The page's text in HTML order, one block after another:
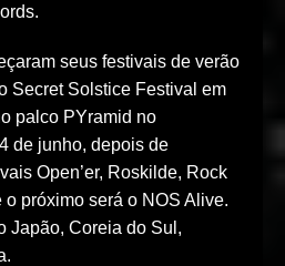
seus festivais de verão
Secret Solstice Festival em
palco PYramid no
de junho, depois de
Open’er, Roskilde, Rock
o próximo será o NOS Alive.
Japão, Coreia do Sul,